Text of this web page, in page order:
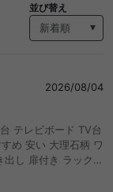
並び替え
2026/08/04
テレビボード TV台
め 安い 大理石柄 ワ
出し 扉付き ラック